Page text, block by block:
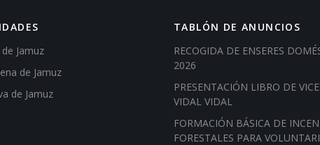
de Jamuz
de Jamuz
de Jamuz
TABLÓN DE ANUNCIOS
RECOGIDA DE ENSERES
2026
PRESENTACIÓN LIBRO DE
VIDAL VIDAL
FORMACIÓN BÁSICA DE
FORESTALES PARA